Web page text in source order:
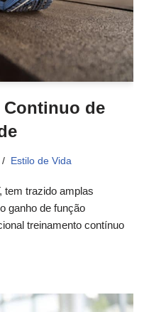
Continuo de
Estilo de Vida
tem trazido amplas
ganho de função
treinamento contínuo